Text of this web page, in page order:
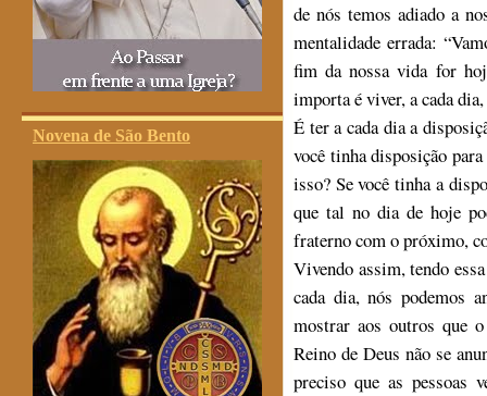
Novena de São Bento
de nós temos adiado a
mentalidade errada:
fim da nossa vida for
importa é viver, a cada
É ter a cada dia a
você tinha disposição
isso? Se você tinha a
que tal no dia de hoje
fraterno com o próximo,
Vivendo assim, tendo
cada dia, nós podemos
mostrar aos outros que
Reino de Deus não se
preciso que as pessoas